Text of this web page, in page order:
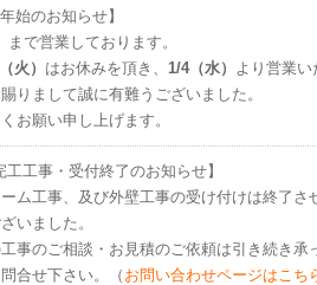
始のお知らせ】
まで営業しております。
火） はお休みを頂き、 1/4（水） より営業い
りまして誠に有難うございました。
お願い申し上げます。
工事・受付終了のお知らせ】
ム工事、及び外壁工事の受け付けは終了さ
いました。
事のご相談・お見積のご依頼は引き続き承
合せ下さい。（ お問い合わせページはこち